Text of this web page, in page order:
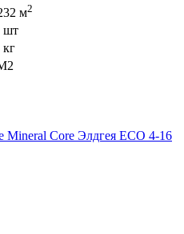
м2
шт
кг
Mineral Core Элдгея ЕСО 4-16